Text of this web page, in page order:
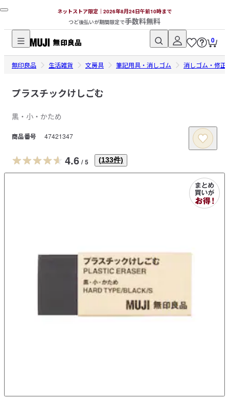
ネットストア限定｜2026年8月24日午前10時まで
つど後払いが期間限定で手数料無料
無
印
品
ッ
ス
ト
0
無印良品 生活雑貨 文房具 筆記用具・消しゴム 消しゴム・修正
プラスチックけしごむ
黒・小・かため
商品番号 47421347
4.6 / 5 (133件)